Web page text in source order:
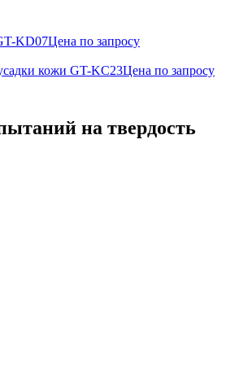
KD07Цена по запросу
кожи GT-KC23Цена по запросу
на твердость